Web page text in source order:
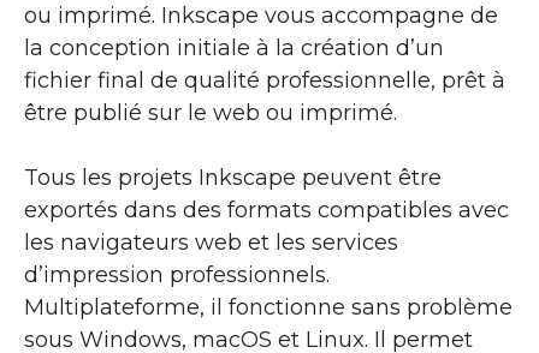
ou imprimé. Inkscape vous accompagne de
la conception initiale à la création d’un
fichier final de qualité professionnelle, prêt à
être publié sur le web ou imprimé.
Tous les projets Inkscape peuvent être
exportés dans des formats compatibles avec
les navigateurs web et les services
d’impression professionnels.
Multiplateforme, il fonctionne sans problème
sous Windows, macOS et Linux. Il permet